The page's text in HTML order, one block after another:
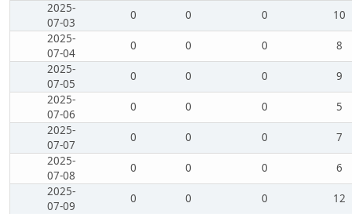
2025-
07-03
0 0 0
10
2025-
07-04
0 0 0
8
2025-
07-05
0 0 0
9
2025-
07-06
0 0 0
5
2025-
07-07
0 0 0
7
2025-
07-08
0 0 0
6
2025-
07-09
0 0 0
12